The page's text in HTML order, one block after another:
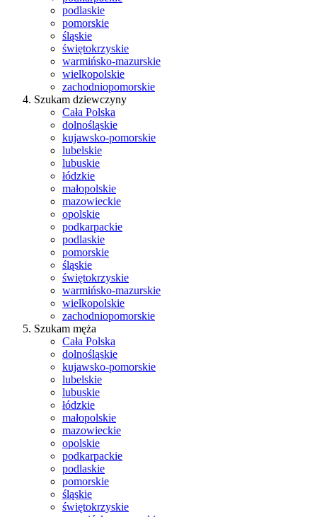
podlaskie
pomorskie
śląskie
świętokrzyskie
warmińsko-mazurskie
wielkopolskie
zachodniopomorskie
Szukam dziewczyny
Cała Polska
dolnośląskie
kujawsko-pomorskie
lubelskie
lubuskie
łódzkie
małopolskie
mazowieckie
opolskie
podkarpackie
podlaskie
pomorskie
śląskie
świętokrzyskie
warmińsko-mazurskie
wielkopolskie
zachodniopomorskie
Szukam męża
Cała Polska
dolnośląskie
kujawsko-pomorskie
lubelskie
lubuskie
łódzkie
małopolskie
mazowieckie
opolskie
podkarpackie
podlaskie
pomorskie
śląskie
świętokrzyskie